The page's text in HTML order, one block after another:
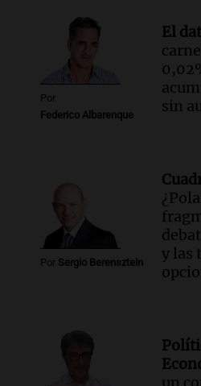
Fe relativiza el
jubilaciones en la
Panorama Federal
Episodios
Por
Federico Albarenque
El
sin
Por Sergio Berensztein
y las